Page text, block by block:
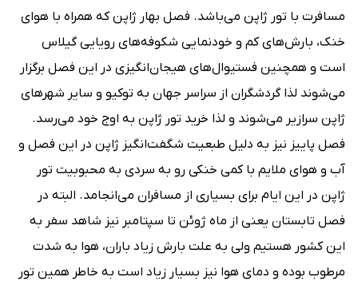
مسافرت با تور ژاپن می‌باشد. فصل بهار ژاپن که همراه با هوای
خنک، بارش‌های کم و خودنمایی شکوفه‌های رویایی گیلاس
است و همچنین فستیوال‌های هیجان‌انگیزی در این فصل برگزار
می‌شوند لذا گردشگران از سراسر جهان به توکیو و سایر شهرهای
ژاپن سرازیر می‌شوند و لذا خرید تور ژاپن به اوج خود می‌رسد.
فصل پاییز نیز به دلیل طبعیت شگفت‌انگیز ژاپن در این فصل و
آب و هوای ملایم با کمی خنکی رو به سردی به محبوبیت تور
ژاپن در این ایام برای بسیاری از مسافران می‌انجامد. البته در
فصل تابستان یعنی از ماه ژوئن تا سپتامبر نیز شاهد سفر به
این کشور هستیم ولی به علت بارش زیاد باران، هوا به شدت
مرطوب بوده و دمای هوا نیز بسیار زیاد است به خاطر همین تور